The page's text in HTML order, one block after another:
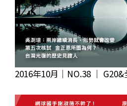
2016年10月｜NO.38 │ G20&